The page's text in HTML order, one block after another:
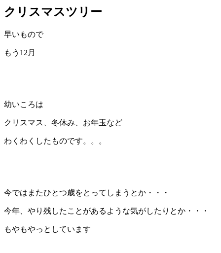
クリスマスツリー
早いもので
もう12月
幼いころは
クリスマス、冬休み、お年玉など
わくわくしたものです。。。
今ではまたひとつ歳をとってしまうとか・・・
今年、やり残したことがあるような気がしたりとか・・・
もやもやっとしています